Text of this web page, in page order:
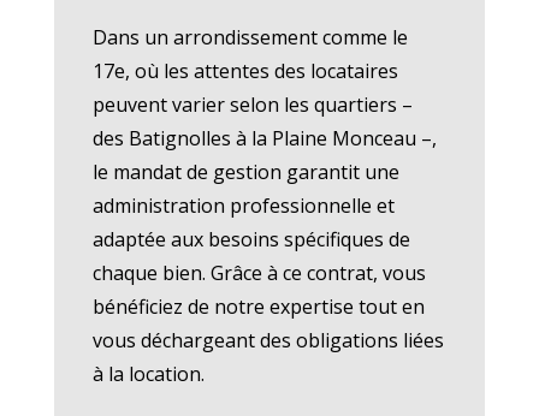
Dans un arrondissement comme le
17e, où les attentes des locataires
peuvent varier selon les quartiers –
des Batignolles à la Plaine Monceau –,
le mandat de gestion garantit une
administration professionnelle et
adaptée aux besoins spécifiques de
chaque bien. Grâce à ce contrat, vous
bénéficiez de notre expertise tout en
vous déchargeant des obligations liées
à la location.